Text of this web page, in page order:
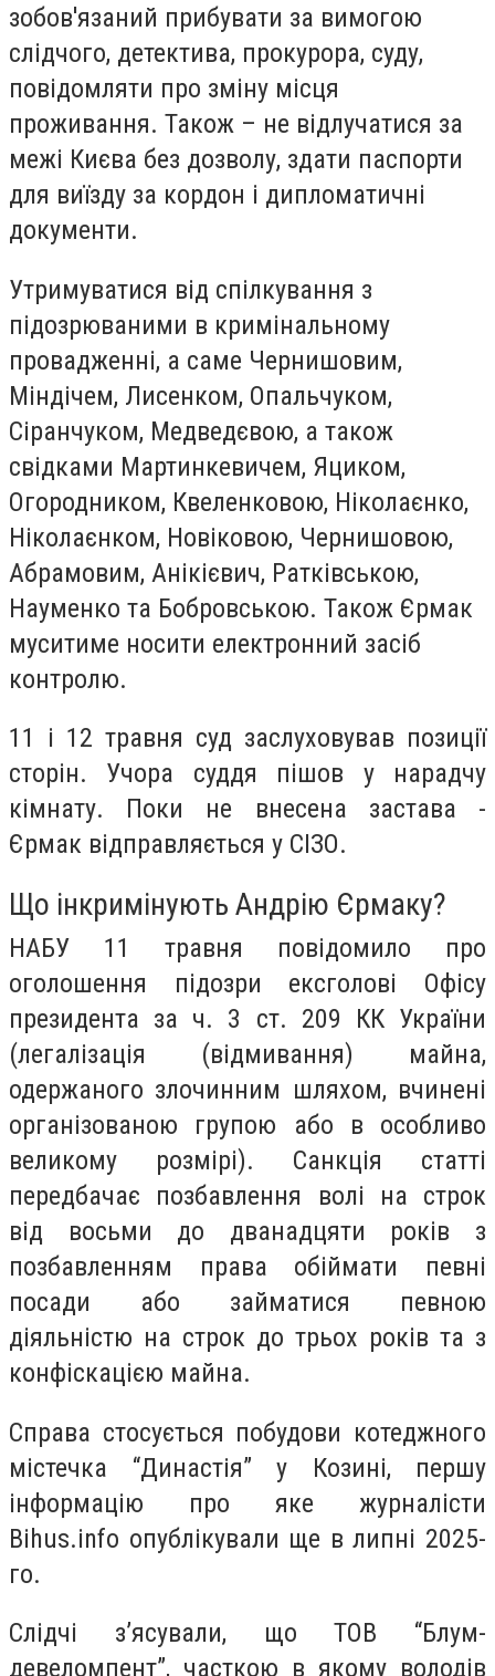
зобов'язаний прибувати за вимогою
слідчого, детектива, прокурора, суду,
повідомляти про зміну місця
проживання. Також – не відлучатися за
межі Києва без дозволу, здати паспорти
для виїзду за кордон і дипломатичні
документи.
Утримуватися від спілкування з
підозрюваними в кримінальному
провадженні, а саме Чернишовим,
Міндічем, Лисенком, Опальчуком,
Сіранчуком, Медведєвою, а також
свідками Мартинкевичем, Яциком,
Огородником, Квеленковою, Ніколаєнко,
Ніколаєнком, Новіковою, Чернишовою,
Абрамовим, Анікієвич, Ратківською,
Науменко та Бобровською. Також Єрмак
муситиме носити електронний засіб
контролю.
11 і 12 травня суд заслуховував позиції
сторін. Учора суддя пішов у нарадчу
кімнату. Поки не внесена застава -
Єрмак відправляється у СІЗО.
Що інкримінують Андрію Єрмаку?
НАБУ 11 травня повідомило про
оголошення підозри ексголові Офісу
президента за ч. 3 ст. 209 КК України
(легалізація (відмивання) майна,
одержаного злочинним шляхом, вчинені
організованою групою або в особливо
великому розмірі). Санкція статті
передбачає позбавлення волі на строк
від восьми до дванадцяти років з
позбавленням права обіймати певні
посади або займатися певною
діяльністю на строк до трьох років та з
конфіскацією майна.
Справа стосується побудови котеджного
містечка “Династія” у Козині, першу
інформацію про яке журналісти
Bihus.info опублікували ще в липні 2025-
го.
Слідчі з’ясували, що ТОВ “Блум-
девеломпент”, часткою в якому володів